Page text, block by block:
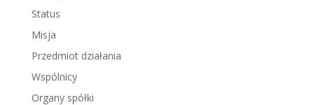
Status
Misja
Przedmiot działania
Wspólnicy
Organy spółki